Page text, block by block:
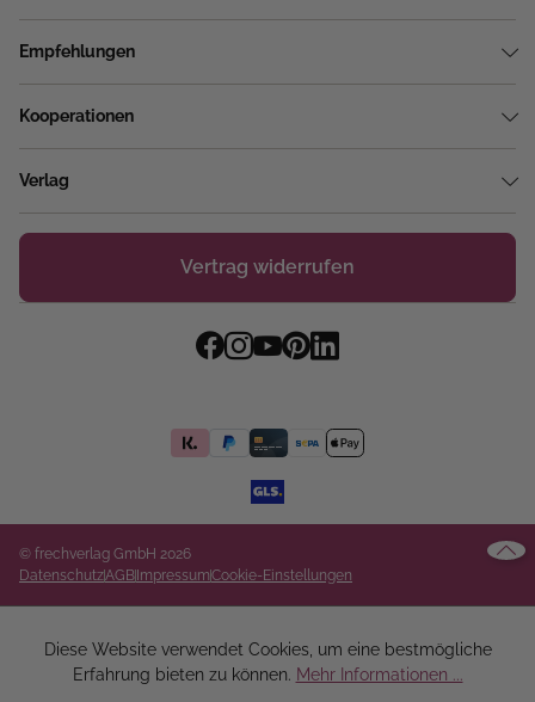
Empfehlungen
Kooperationen
Verlag
Vertrag widerrufen
© frechverlag GmbH 2026
DatenschutzAGB ImpressumCookie-Einstellungen
Diese Website verwendet Cookies, um eine bestmögliche
Erfahrung bieten zu können. Mehr Informationen ...